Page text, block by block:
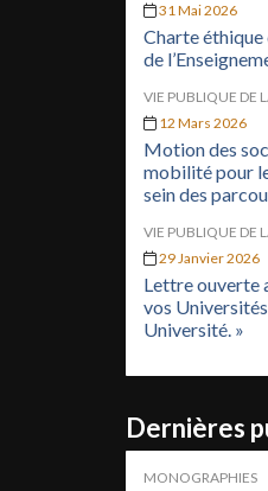
31 Mai 2026
Charte éthique
de
VIE PUBLIQUE DE
12 Mars 2026
Motion des
mobilité pour
sein des
VIE PUBLIQUE DE
29 Janvier 2026
Lettre ouverte
vos
Université. »
Dernières
MONOGRAPHIES